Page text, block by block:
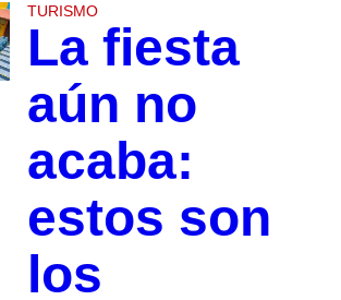
TURISMO
La fiesta
aún no
acaba:
estos son
los